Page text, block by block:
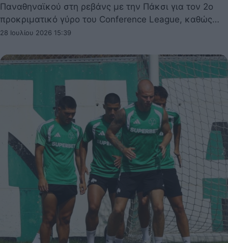
Παναθηναϊκού στη ρεβάνς με την Πάκσι για τον 2ο
προκριματικό γύρο του Conference League, καθώς…
28 Ιουλίου 2026 15:39